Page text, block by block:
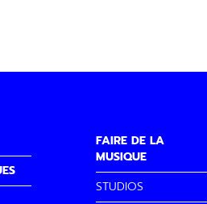
FAIRE DE LA
MUSIQUE
STUDIOS